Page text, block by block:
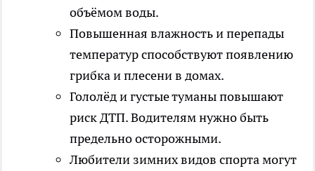
объёмом воды.
Повышенная влажность и перепады
температур способствуют появлению
грибка и плесени в домах.
Гололёд и густые туманы повышают
риск ДТП. Водителям нужно быть
предельно осторожными.
Любители зимних видов спорта могут